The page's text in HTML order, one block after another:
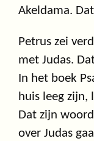
Akeldama.
Petrus zei
met Judas.
In het boek
huis leeg zijn,
Dat zijn
over Judas